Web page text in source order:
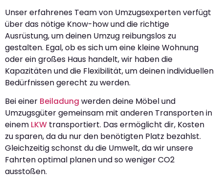
Unser erfahrenes Team von Umzugsexperten verfügt
über das nötige Know-how und die richtige
Ausrüstung, um deinen Umzug reibungslos zu
gestalten. Egal, ob es sich um eine kleine Wohnung
oder ein großes Haus handelt, wir haben die
Kapazitäten und die Flexibilität, um deinen individuellen
Bedürfnissen gerecht zu werden.
Bei einer Beiladung werden deine Möbel und
Umzugsgüter gemeinsam mit anderen Transporten in
einem LKW transportiert. Das ermöglicht dir, Kosten
zu sparen, da du nur den benötigten Platz bezahlst.
Gleichzeitig schonst du die Umwelt, da wir unsere
Fahrten optimal planen und so weniger CO2
ausstoßen.